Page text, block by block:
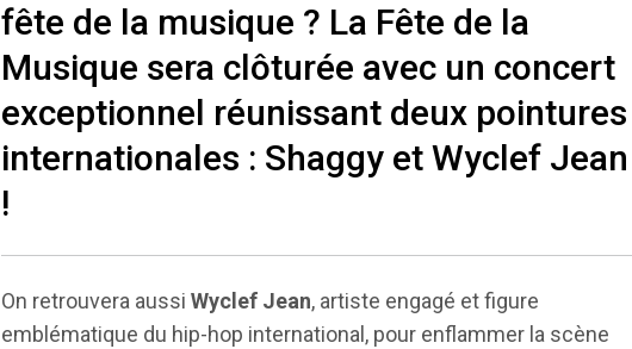
fête de la musique ? La Fête de la
Musique sera clôturée avec un concert
exceptionnel réunissant deux pointures
internationales : Shaggy et Wyclef Jean
!
On retrouvera aussi Wyclef Jean, artiste engagé et figure
emblématique du hip-hop international, pour enflammer la scène